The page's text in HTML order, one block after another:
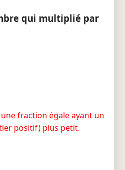
qui multiplié par
fraction égale ayant un
positif) plus petit.